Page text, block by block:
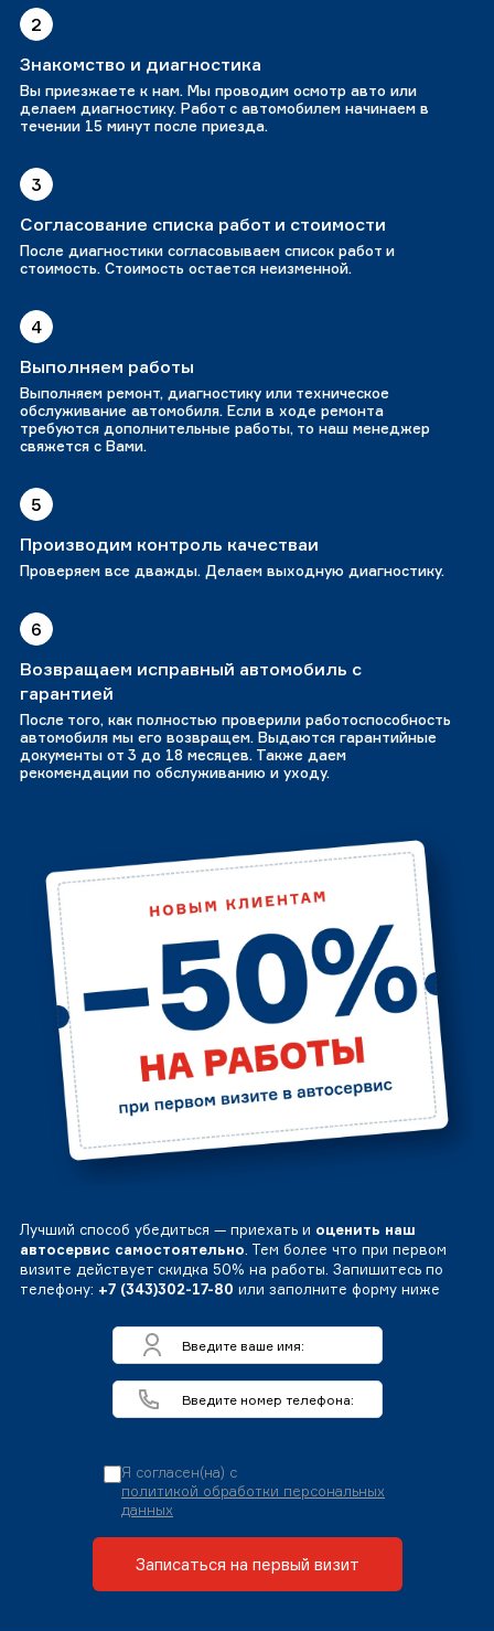
2
Знакомство и диагностика
Вы приезжаете к нам. Мы проводим осмотр авто или
делаем диагностику. Работ с автомобилем начинаем в
течении 15 минут после приезда.
3
Согласование списка работ и стоимости
После диагностики согласовываем список работ и
стоимость. Стоимость остается неизменной.
4
Выполняем работы
Выполняем ремонт, диагностику или техническое
обслуживание автомобиля. Если в ходе ремонта
требуются дополнительные работы, то наш менеджер
свяжется с Вами.
5
Производим контроль качестваи
Проверяем все дважды. Делаем выходную диагностику.
6
Возвращаем исправный автомобиль с
гарантией
После того, как полностью проверили работоспособность
автомобиля мы его возвращем. Выдаются гарантийные
документы от 3 до 18 месяцев. Также даем
рекомендации по обслуживанию и уходу.
Лучший способ убедиться — приехать и оценить наш
автосервис самостоятельно. Тем более что при первом
визите действует скидка 50% на работы. Запишитесь по
телефону: +7 (343)302-17-80 или заполните форму ниже
Я согласен(на) с
политикой обработки персональных
данных
Записаться на первый визит